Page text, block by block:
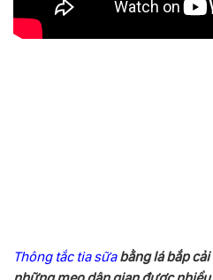
Thông tắc tia sữabằng lá bắp